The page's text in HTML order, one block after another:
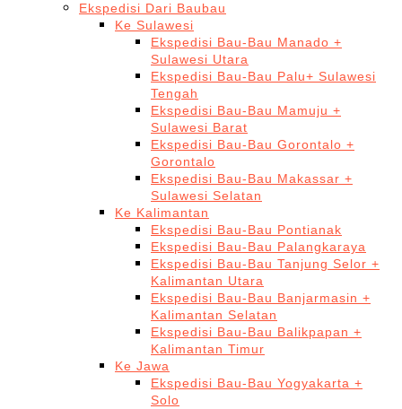
Ekspedisi Dari Baubau
Ke Sulawesi
Ekspedisi Bau-Bau Manado +
Sulawesi Utara
Ekspedisi Bau-Bau Palu+ Sulawesi
Tengah
Ekspedisi Bau-Bau Mamuju +
Sulawesi Barat
Ekspedisi Bau-Bau Gorontalo +
Gorontalo
Ekspedisi Bau-Bau Makassar +
Sulawesi Selatan
Ke Kalimantan
Ekspedisi Bau-Bau Pontianak
Ekspedisi Bau-Bau Palangkaraya
Ekspedisi Bau-Bau Tanjung Selor +
Kalimantan Utara
Ekspedisi Bau-Bau Banjarmasin +
Kalimantan Selatan
Ekspedisi Bau-Bau Balikpapan +
Kalimantan Timur
Ke Jawa
Ekspedisi Bau-Bau Yogyakarta +
Solo